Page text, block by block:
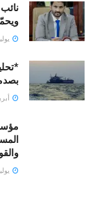
يوليو 16,
أبريل
يوليو 17,